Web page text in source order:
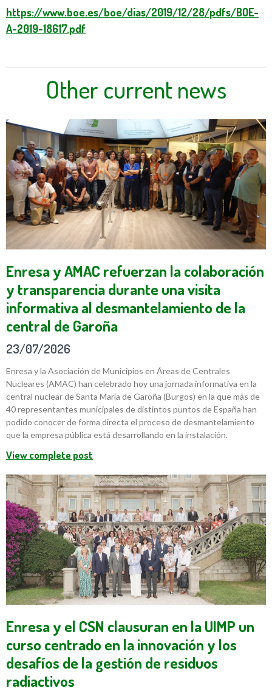
https://www.boe.es/boe/dias/2019/12/28/pdfs/BOE-
A-2019-18617.pdf
Other current news
Enresa y AMAC refuerzan la colaboración
y transparencia durante una visita
informativa al desmantelamiento de la
central de Garoña
23/07/2026
Enresa y la Asociación de Municipios en Áreas de Centrales
Nucleares (AMAC) han celebrado hoy una jornada informativa en la
central nuclear de Santa María de Garoña (Burgos) en la que más de
40 representantes municipales de distintos puntos de España han
podido conocer de forma directa el proceso de desmantelamiento
que la empresa pública está desarrollando en la instalación.
View complete post
Enresa y el CSN clausuran en la UIMP un
curso centrado en la innovación y los
desafíos de la gestión de residuos
radiactivos